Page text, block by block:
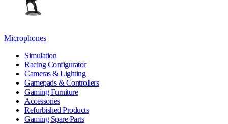
Microphones
Simulation
Racing Configurator
Cameras & Lighting
Gamepads & Controllers
Gaming Furniture
Accessories
Refurbished Products
Gaming Spare Parts